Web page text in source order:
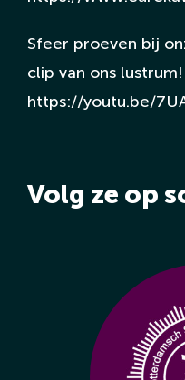
Sfeer proeven bij
clip van ons lustrum!
https://youtu.be/
Volg ze op